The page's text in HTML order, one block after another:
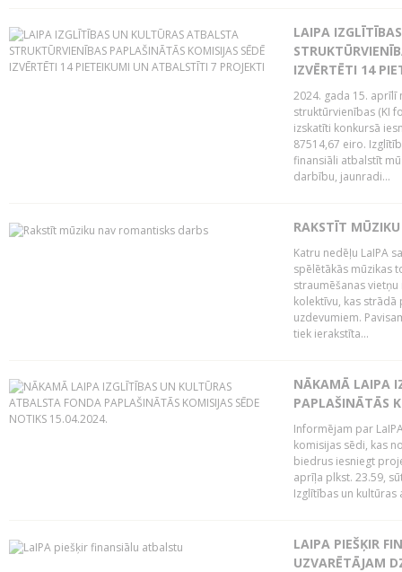
LAIPA
IZVĒRTĒTI 14
2024. gada 15. aprīlī
struktūrvienības (KI
izskatīti konkursā
87514,67 eiro.
finansiāli atbalstīt
darbību, jaunradi...
RAKSTĪT
Katru nedēļu LaIPA
spēlētākās mūzikas
straumēšanas
kolektīvu, kas
uzdevumiem.
tiek ierakstīta...
NĀKAMĀ LAIPA
PAPLAŠINĀTĀS
Informējam par
komisijas sēdi, kas
biedrus iesniegt
aprīļa plkst. 23.59,
Izglītības un kultūras
LAIPA PIEŠĶIR
UZVARĒTĀJAM